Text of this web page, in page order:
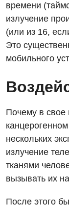
времени
излучение
(или из 16,
Это
мобильного
Почему в свое
нескольких
излучение
тканями
вызывать их
После этого